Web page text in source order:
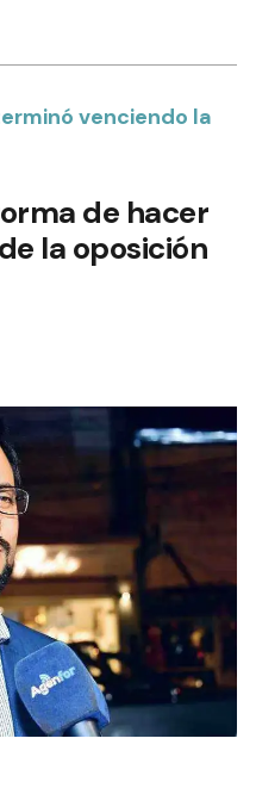
venciendo la
de hacer
la oposición